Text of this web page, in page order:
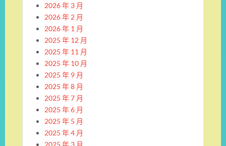
2026 年 3 月
2026 年 2 月
2026 年 1 月
2025 年 12 月
2025 年 11 月
2025 年 10 月
2025 年 9 月
2025 年 8 月
2025 年 7 月
2025 年 6 月
2025 年 5 月
2025 年 4 月